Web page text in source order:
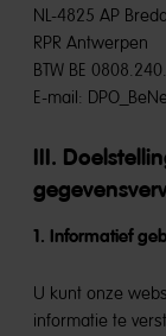
NL-4825 AP Breda
RPR Antwerpen
BTW BE
E-mail:
III.
1. Informatief
U kunt onze
informatie te